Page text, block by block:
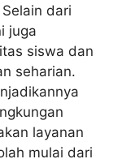
dari
juga
siswa dan
seharian.
layanan
mulai dari